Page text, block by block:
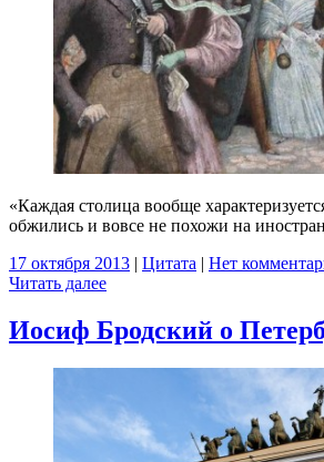
«Каждая столица вообще
обжились и вовсе не похожи на
17 октября 2013 | Цитата | Нет
Читать далее
Иосиф Бродский о